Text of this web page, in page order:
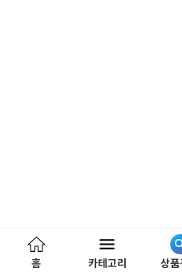
홈 카테고리 상품